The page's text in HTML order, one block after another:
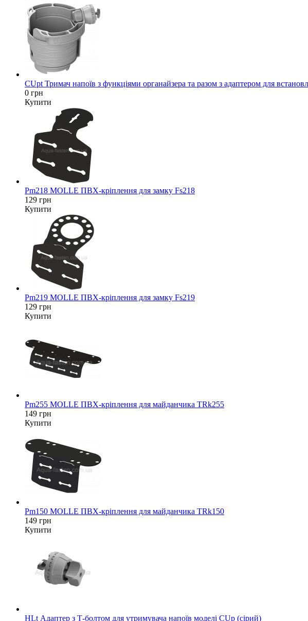
CUpt Тримач напоїв з функціями органайзера та разом з адаптером для
0 грн
Купити
Pm218 MOLLE ПВХ-кріплення для замку Fs218
129 грн
Купити
Pm219 MOLLE ПВХ-кріплення для замку Fs219
129 грн
Купити
Pm255 MOLLE ПВХ-кріплення для майданчика TRk255
149 грн
Купити
Pm150 MOLLE ПВХ-кріплення для майданчика TRk150
149 грн
Купити
HLt Адаптер з Т-болтом для утримувача напоїв моделі CUp (сірий)